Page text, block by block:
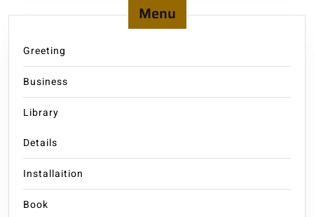
Menu
Greeting
Business
Library
Details
Installaition
Book